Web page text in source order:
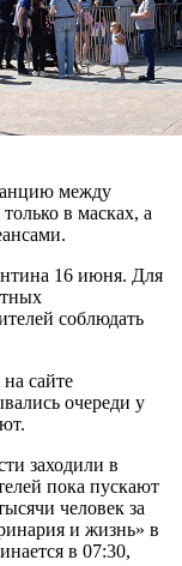
между
в масках, а
16 июня. Для
соблюдать
сайте
очереди у
заходили в
пока пускают
человек за
и жизнь» в
в 07:30,